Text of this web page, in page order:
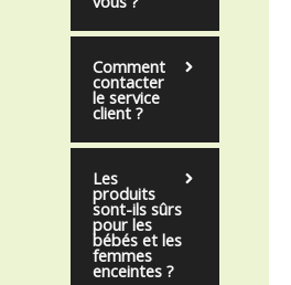
Comment
contacter
le service
client ?
Les
produits
sont-ils sûrs
pour les
bébés et les
femmes
enceintes ?